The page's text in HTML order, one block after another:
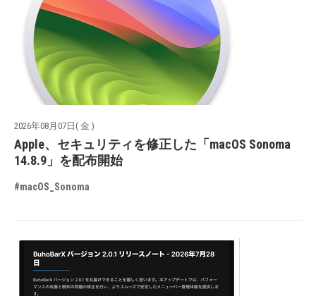
2026年08月07日( 金 )
Apple、セキュリティを修正した「macOS Sonoma
14.8.9」を配布開始
#macOS_Sonoma